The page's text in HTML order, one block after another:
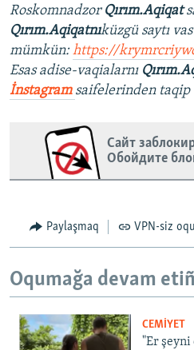
Roskomnadzor Qırım.Aqiqat
Qırım.Aqiqatnıküzgü saytı
mümkün:https://
Esas adise-vaqialarnı
İnstagram saifelerinden taqip
Сайт
Обойдите
Paylaşmaq VPN-siz
Oqumağa devam
CEMİYET
"Er